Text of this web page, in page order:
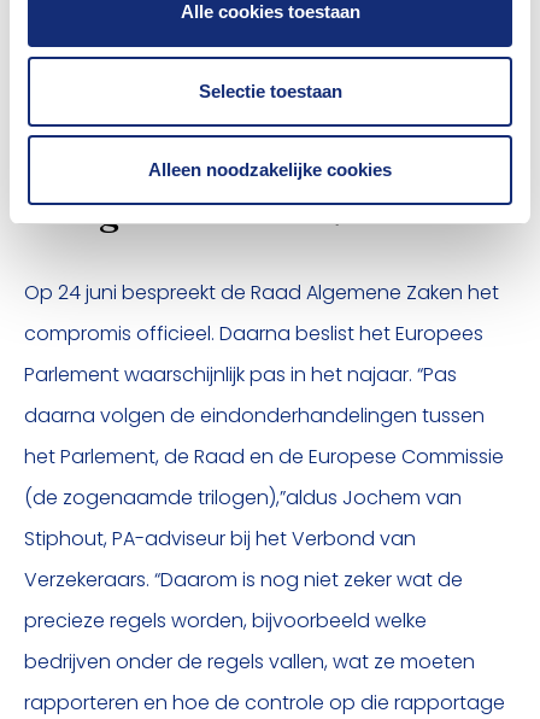
Alle cookies toestaan
Selectie toestaan
Alleen noodzakelijke cookies
wordt voorgesteld om de rapportages simpeler te
maken. Regels per sector verdwijnen, en bedrijven
hoeven minder informatie aan te leveren.
Wat gebeurt er nu?
Op 24 juni bespreekt de Raad Algemene Zaken het
compromis officieel. Daarna beslist het Europees
Parlement waarschijnlijk pas in het najaar. “Pas
daarna volgen de eindonderhandelingen tussen
het Parlement, de Raad en de Europese Commissie
(de zogenaamde trilogen),”aldus Jochem van
Stiphout, PA-adviseur bij het Verbond van
Verzekeraars. “Daarom is nog niet zeker wat de
precieze regels worden, bijvoorbeeld welke
bedrijven onder de regels vallen, wat ze moeten
rapporteren en hoe de controle op die rapportage